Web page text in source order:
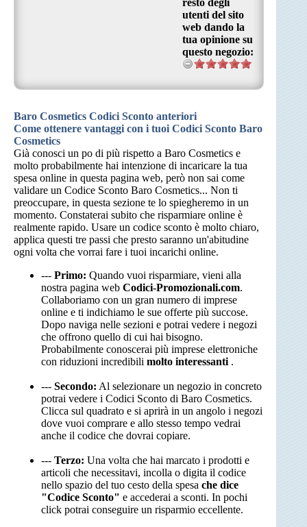
utenti del sito
web dando la
tua opinione su
questo negozio:
Baro Cosmetics Codici Sconto anteriori
Come ottenere vantaggi con i tuoi Codici Sconto Baro
Cosmetics
Già conosci un po di più rispetto a Baro Cosmetics e
molto probabilmente hai intenzione di incaricare la tua
spesa online in questa pagina web, però non sai come
validare un Codice Sconto Baro Cosmetics... Non ti
preoccupare, in questa sezione te lo spiegheremo in un
momento. Constaterai subito che risparmiare online è
realmente rapido. Usare un codice sconto è molto chiaro,
applica questi tre passi che presto saranno un'abitudine
ogni volta che vorrai fare i tuoi incarichi online.
--- Primo: Quando vuoi risparmiare, vieni alla
nostra pagina web Codici-Promozionali.com.
Collaboriamo con un gran numero di imprese
online e ti indichiamo le sue offerte più succose.
Dopo naviga nelle sezioni e potrai vedere i negozi
che offrono quello di cui hai bisogno.
Probabilmente conoscerai più imprese elettroniche
con riduzioni incredibili molto interessanti .
--- Secondo: Al selezionare un negozio in concreto
potrai vedere i Codici Sconto di Baro Cosmetics.
Clicca sul quadrato e si aprirà in un angolo i negozi
dove vuoi comprare e allo stesso tempo vedrai
anche il codice che dovrai copiare.
--- Terzo: Una volta che hai marcato i prodotti e
articoli che necessitavi, incolla o digita il codice
nello spazio del tuo cesto della spesa che dice
"Codice Sconto" e accederai a sconti. In pochi
click potrai conseguire un risparmio eccellente.